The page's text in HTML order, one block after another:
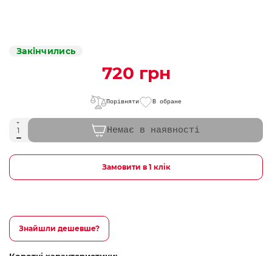
Закінчились
720 грн
Порівняти В обране
Немає в наявності
Замовити в 1 клік
Знайшли дешевше?